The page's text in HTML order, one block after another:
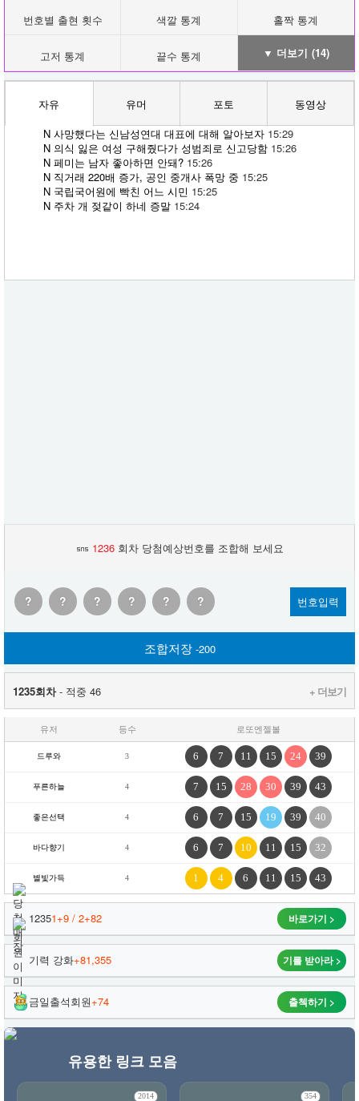
번호별 출현 횟수 색깔 통계 홀짝 통계
고저 통계 끝수 통계 ▼ 더보기 (14)
자유 유머 포토
동영상
N 사망했다는 신남성연대 대표에 대해 알아보자 15:29
N 의식 잃은 여성 구해줬다가 성범죄로 신고당함 15:26
N 페미는 남자 좋아하면 안돼? 15:26
N 직거래 220배 증가, 공인 중개사 폭망 중 15:25
N 국립국어원에 빡친 어느 시민 15:25
N 주차 개 젖같이 하네 증말 15:24
1236회차 당첨예상번호를 조합해 보세요
? ? ? ? ? ? 번호입력
조합저장-200
1235회차- 적중 46 + 더보기
유저 등수 로또엔젤볼
드루와 3 6 7 11 15 24 39
푸른하늘 4 7 15 28 30 39 43
좋은선택 4 6 7 15 19 39 40
바다향기 4 6 7 10 11 15 32
별빛가득 4 1 4 6 11 15 43
12351+9 / 2+82 바로가기 >
기력 강화+81,355 기를 받아라 >
금일출석회원+74 출첵하기 >
유용한 링크 모음
2014 354